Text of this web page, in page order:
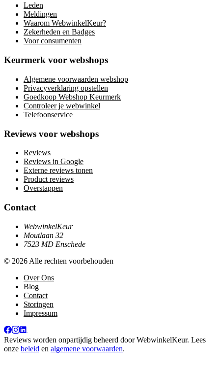
Leden
Meldingen
Waarom WebwinkelKeur?
Zekerheden en Badges
Voor consumenten
Keurmerk voor webshops
Algemene voorwaarden webshop
Privacyverklaring opstellen
Goedkoop Webshop Keurmerk
Controleer je webwinkel
Telefoonservice
Reviews voor webshops
Reviews
Reviews in Google
Externe reviews tonen
Product reviews
Overstappen
Contact
WebwinkelKeur
Moutlaan 32
7523 MD Enschede
© 2026 Alle rechten voorbehouden
Over Ons
Blog
Contact
Storingen
Impressum
Reviews worden onpartijdig beheerd doorWebwinkelKeur. Lees
onze beleid en algemene voorwaarden.